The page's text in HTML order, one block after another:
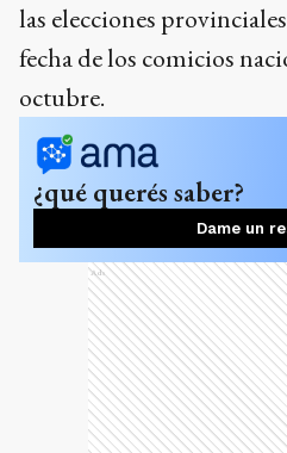
las elecciones
fecha de los comicios
octubre.
¿qué querés saber?
Dame un
Ads